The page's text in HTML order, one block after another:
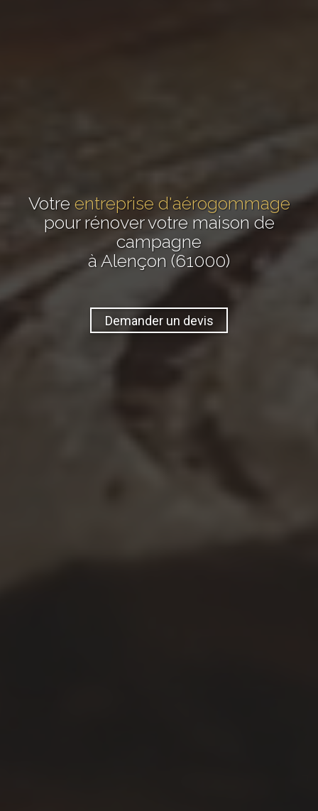
Votre entreprise d'aérogommage
pour rénover votre maison de
campagne
à Alençon (61000)
Demander un devis